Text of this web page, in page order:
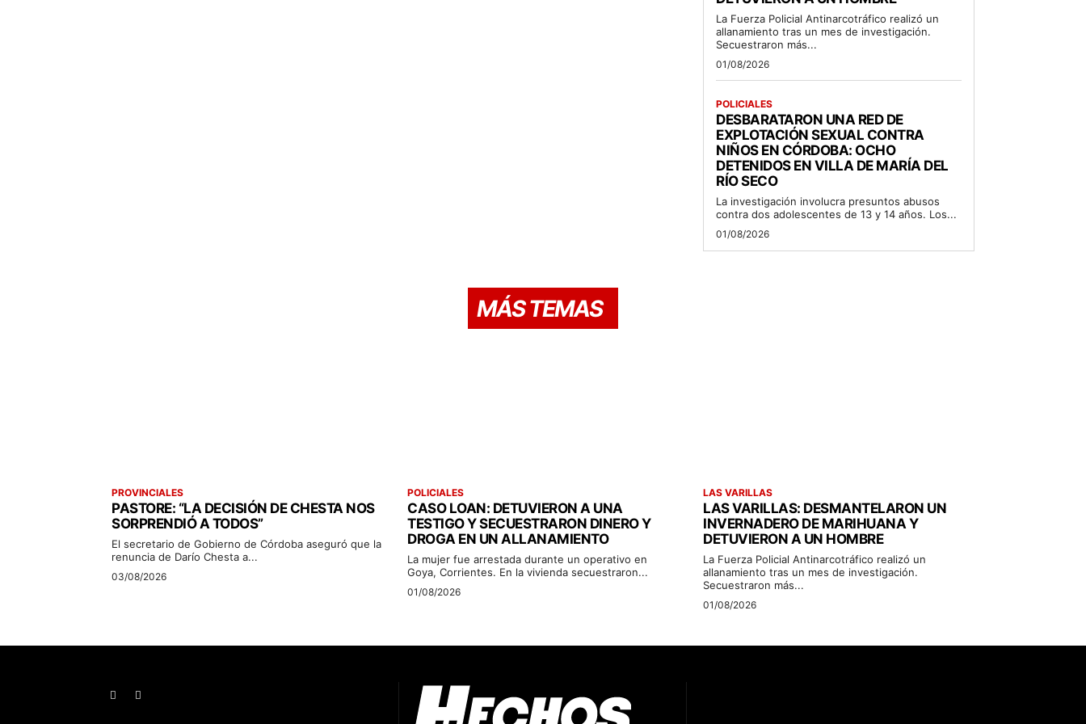
La Fuerza Policial Antinarcotráfico realizó un
allanamiento tras un mes de investigación.
Secuestraron más...
01/08/2026
POLICIALES
DESBARATARON UNA RED DE
EXPLOTACIÓN SEXUAL CONTRA
NIÑOS EN CÓRDOBA: OCHO
DETENIDOS EN VILLA DE MARÍA DEL
RÍO SECO
La investigación involucra presuntos abusos
contra dos adolescentes de 13 y 14 años. Los...
01/08/2026
MÁS TEMAS
PROVINCIALES
PASTORE: “LA DECISIÓN DE CHESTA NOS
SORPRENDIÓ A TODOS”
El secretario de Gobierno de Córdoba aseguró que la
renuncia de Darío Chesta a...
03/08/2026
POLICIALES
CASO LOAN: DETUVIERON A UNA
TESTIGO Y SECUESTRARON DINERO Y
DROGA EN UN ALLANAMIENTO
La mujer fue arrestada durante un operativo en
Goya, Corrientes. En la vivienda secuestraron...
01/08/2026
LAS VARILLAS
LAS VARILLAS: DESMANTELARON UN
INVERNADERO DE MARIHUANA Y
DETUVIERON A UN HOMBRE
La Fuerza Policial Antinarcotráfico realizó un
allanamiento tras un mes de investigación.
Secuestraron más...
01/08/2026